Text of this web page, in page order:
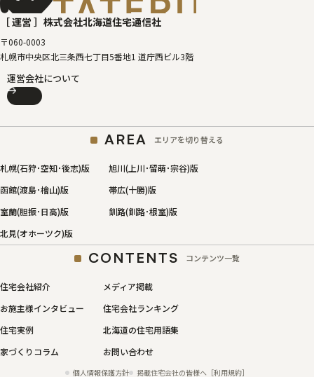
［ 運営 ］ 株式会社北海道住宅通信社
〒060-0003
札幌市中央区北三条西七丁目5番地1 道庁西ビル3階
運営会社について
AREA エリアを切り替える
札幌(石狩･空知･後志)版
旭川(上川･留萌･宗谷)版
函館(渡島･檜山)版
帯広(十勝)版
室蘭(胆振･日高)版
釧路(釧路･根室)版
北見(オホーツク)版
CONTENTS コンテンツ一覧
住宅会社紹介
メディア掲載
お施主様インタビュー
住宅会社ランキング
住宅実例
北海道の住宅用語集
家づくりコラム
お問い合わせ
個人情報保護方針 掲載住宅会社の皆様へ［利用規約］